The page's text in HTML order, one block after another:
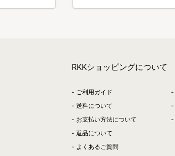
RKKショッピングについて
ご利用ガイド
送料について
お支払い方法について
返品について
よくあるご質問